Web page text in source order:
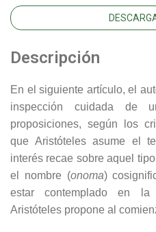
Descripción
En el siguiente artículo, el
inspección cuidada de
proposiciones, según los
que Aristóteles asume el
interés recae sobre aquel
el nombre (onoma)
estar contemplado en la
Aristóteles propone al